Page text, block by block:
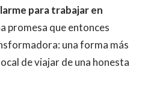
para trabajar en
promesa que entonces
una forma más
de viajar de una honesta